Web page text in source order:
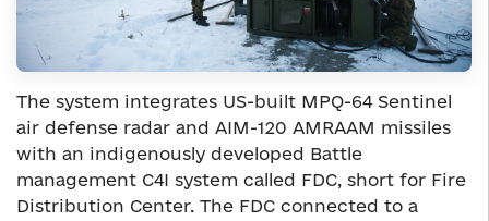
The system integrates US-built MPQ-64 Sentinel
air defense radar and AIM-120 AMRAAM missiles
with an indigenously developed Battle
management C4I system called FDC, short for Fire
Distribution Center. The FDC connected to a